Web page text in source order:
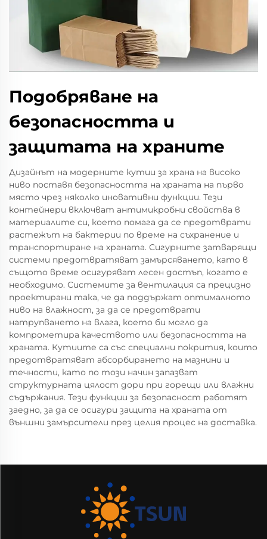
Подобряване на
безопасността и
защитата на храните
Дизайнът на модерните кутии за храна на високо
ниво поставя безопасността на храната на първо
място чрез няколко иновативни функции. Тези
контейнери включват антимикробни свойства в
материалите си, което помага да се предотврати
растежът на бактерии по време на съхранение и
транспортиране на храната. Сигурните затварящи
системи предотвратяват замърсяването, като в
същото време осигуряват лесен достъп, когато е
необходимо. Системите за вентилация са прецизно
проектирани така, че да поддържат оптималното
ниво на влажност, за да се предотврати
натрупването на влага, което би могло да
компрометира качеството или безопасността на
храната. Кутиите са със специални покрития, които
предотвратяват абсорбирането на мазнини и
течности, като по този начин запазват
структурната цялост дори при горещи или влажни
съдържания. Тези функции за безопасност работят
заедно, за да се осигури защита на храната от
външни замърсители през целия процес на доставка.